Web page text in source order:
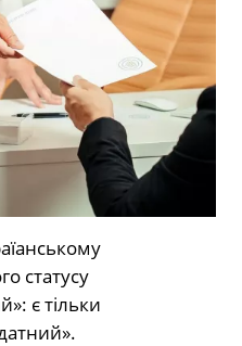
статусу
є тільки